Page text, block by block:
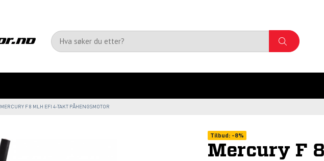
MERCURY F 8 MLH EFI 4-TAKT PÅHENGSMOTOR
Tilbud: -8%
Mercury F